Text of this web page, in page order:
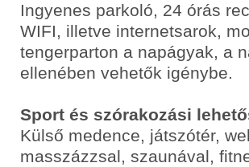
Ingyenes parkoló, 24 órás
WIFI, illetve internetsarok,
tengerparton a napágyak, a
ellenében vehetők igénybe.
Sport és szórakozási
Külső medence, játszótér,
masszázzsal, szaunával,